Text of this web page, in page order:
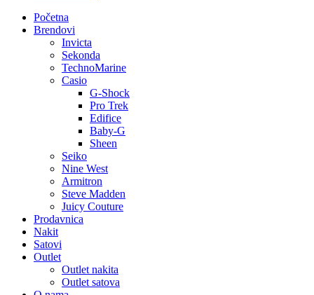
Početna
Brendovi
Invicta
Sekonda
TechnoMarine
Casio
G-Shock
Pro Trek
Edifice
Baby-G
Sheen
Seiko
Nine West
Armitron
Steve Madden
Juicy Couture
Prodavnica
Nakit
Satovi
Outlet
Outlet nakita
Outlet satova